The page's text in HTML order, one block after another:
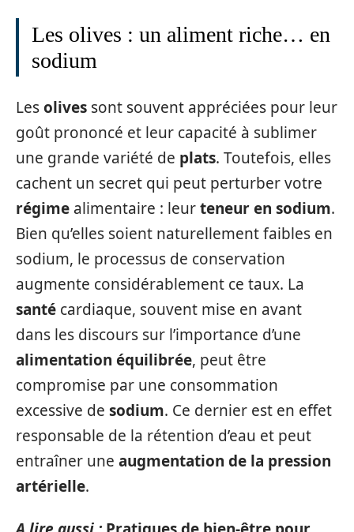
Les olives : un aliment riche… en
sodium
Lesolives sont souvent appréciées pour leur
goût prononcé et leur capacité à sublimer
une grande variété de plats. Toutefois, elles
cachent un secret qui peut perturber votre
régime alimentaire : leurteneur en sodium.
Bien qu’elles soient naturellement faibles en
sodium, le processus de conservation
augmente considérablement ce taux. La
santé cardiaque, souvent mise en avant
dans les discours sur l’importance d’une
alimentation équilibrée, peut être
compromise par une consommation
excessive de sodium. Ce dernier est en effet
responsable de la rétention d’eau et peut
entraîner une augmentation de la pression
artérielle.